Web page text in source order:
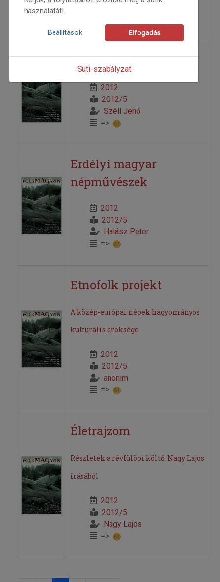
Emlékezés
2012
2012/5
Széll Jenő
=>
Erdélyi magyar
népművészek
2012
2012/5
Halász Péter
=>
Etnofolk projekt
A közép-európai népek hagyományos
kulturális öröksége
2012
2012/5
anonim
=>
Életrajzom
Részletek a révfülöpi költő, Nagy Lajos
írásából
2012
2012/5
Nagy Lajos
=>
használatát!
Beállítások Elfogadás
Süti-szabályzat